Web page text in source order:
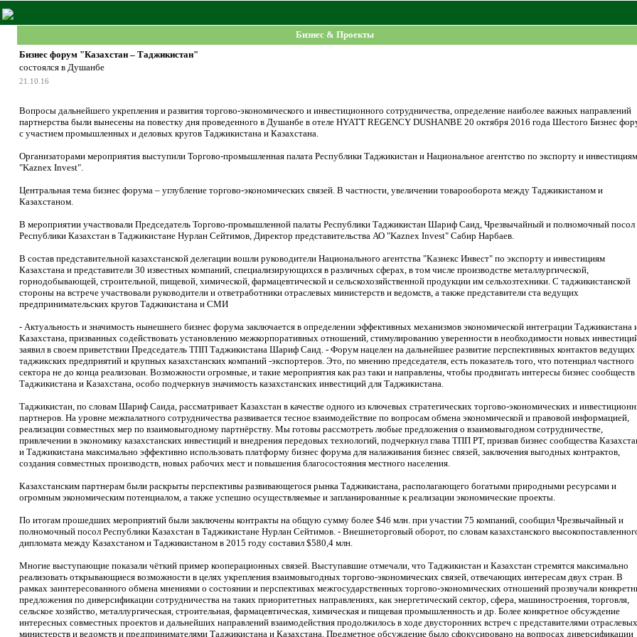
Бизнес & Проекты
Бизнес форум "Казахстан – Таджикистан"
состоялся в Душанбе
21.10.16
Вопросы дальнейшего укрепления и развития торгово-экономического и инвестиционного сотрудничества, определение наиболее важных направлений
партнерства были вынесены на повестку дня проведенного в Душанбе в отеле HYATT REGENCY DUSHANBE 20 октября 2016 года Шестого Бизнес
с участием промышленных и деловых кругов Таджикистана и Казахстана.
Организаторами мероприятия выступили Торгово-промышленная палата Республики Таджикистан и Национальное агентство по экспорту и инвестициям
"Kaznex Invest".
Центральная тема бизнес форума – углубление торгово-экономических связей. В частности, увеличении товарооборота между Таджикистаном и
Казахстаном.
В мероприятии участвовали Председатель Торгово-промышленной палаты Республики Таджикистан Шариф Саид, Чрезвычайный и полномочный посол
Республики Казахстан в Таджикистане Нурлан Сейтимов, Директор представительства АО "Kaznex Invest" Сабир Нарбаев.
В состав представительной казахстанской делегации вошли руководители Национального агентства "Казнекс Инвест" по экспорту и инвестициям
Казахстана и представители 30 известных компаний, специализирующихся в различных сферах, в том числе производстве металлургической,
горнодобывающей, строительной, пищевой, химической, фармацевтической и сельскохозяйственной продукции им сельхозтехники. С таджикистанской
стороны на встрече участвовали руководители и ответработники отраслевых министерств и ведомств, а также представители ста ведущих
предпринимательских кругов Таджикистана и СМИ
- Актуальность и значимость нынешнего бизнес форума заключается в определении эффективных механизмов экономической интеграции Таджикистана
Казахстана, призванных содействовать установлению межкорпоративных отношений, стимулированию уверенности в необходимости новых
заявил в своем приветствии Председатель ТПП Таджикистана Шариф Саид. - Форум нацелен на дальнейшее развитие перспективных контактов ведущих
таджикских предприятий и крупных казахстанских компаний -экспортеров. Это, по мнению председателя, есть показатель того, что потенциал частного
сектора не до конца реализован. Возможности огромные, и такие мероприятия как раз таки и направлены, чтобы продвигать интересы бизнес сообществ
Таджикистана и Казахстана, особо подчеркнув значимость казахстанских инвестиций для Таджикистана.
Таджикистан, по словам Шариф Саида, рассматривает Казахстан в качестве одного из ключевых стратегических торгово-экономических и
партнеров. На уровне межпалатного сотрудничества развивается тесное взаимодействие по вопросам обмена экономической и правовой информацией,
реализации совместных мер по взаимовыгодному партнёрству. Мы готовы рассмотреть любые предложения о взаимовыгодном сотрудничестве,
привлечении в экономику казахстанских инвестиций и внедрения передовых технологий, подчеркнул глава ТПП РТ, призвав бизнес сообщества
и Таджикистана максимально эффективно использовать платформу бизнес форума для налаживания бизнес связей, заключения выгодных контрактов,
создания совместных производств, новых рабочих мест и повышения благосостояния местного населения.
Казахстанским партнерам были раскрыты перспективы развивающегося рынка Таджикистана, располагающего богатыми природными ресурсами и
огромным экономическим потенциалом, а также успешно осуществляемые и запланированные к реализации экономические проекты.
По итогам прошедших мероприятий были заключены контракты на общую сумму более $46 млн. при участии 75 компаний, сообщил Чрезвычайный и
полномочный посол Республики Казахстан в Таджикистане Нурлан Сейтимов. - Внешнеторговый оборот, по словам казахстанского
дипломата между Казахстаном и Таджикистаном в 2015 году составил $580,4 млн.
Многие выступающие показали чёткий пример кооперационных связей. Выступавшие отмечали, что Таджикистан и Казахстан стремятся максимально
реализовать открывающиеся возможности в целях укрепления взаимовыгодных торгово-экономических связей, отвечающих интересам двух стран. В
рамках заинтересованного обмена мнениями о состоянии и перспективах межгосударственных торгово-экономических отношений прозвучали
предложения по диверсификации сотрудничества на таких приоритетных направлениях, как энергетический сектор, сфера, машиностроения, торговля,
сельское хозяйство, металлургическая, строительная, фармацевтическая, химическая и пищевая промышленность и др. Более конкретное обсуждение
интересных совместных проектов и дальнейших направлений взаимодействия продолжилось в ходе двусторонних встреч с представителями отраслевых
министерств и ведомств и предпринимателями Таджикистана и Казахстана. Предметное обсуждение было сфокусировано на вопросах диверсификации